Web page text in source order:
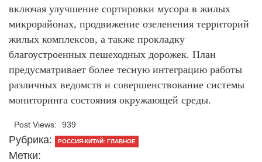
включая улучшение сортировки мусора в жилых
микрорайонах, продвижение озеленения территорий
жилых комплексов, а также прокладку
благоустроенных пешеходных дорожек. План
предусматривает более тесную интеграцию работы
различных ведомств и совершенствование системы
мониторинга состояния окружающей среды.
Post Views: 939
Рубрика: РОССИЯ-КИТАЙ: ГЛАВНОЕ
Метки: